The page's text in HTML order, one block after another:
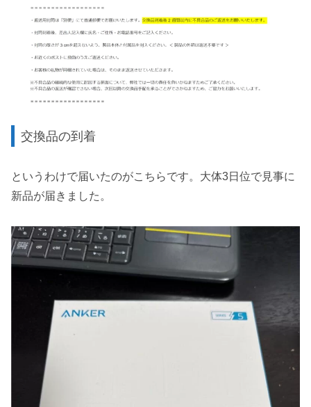
交換品の到着
というわけで届いたのがこちらです。大体3日位で見事に
新品が届きました。